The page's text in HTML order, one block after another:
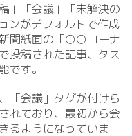
」「会議」「未解決の
ンがデフォルトで作成
聞紙面の「○○コーナ
投稿された記事、タス
です。
「会議」タグが付けら
れており、最初から会
るようになっていま